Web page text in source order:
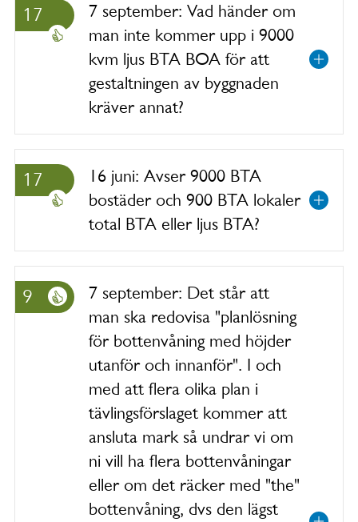
17
7 september: Vad händer om
man inte kommer upp i 9000
kvm ljus BTA BOA för att
gestaltningen av byggnaden
kräver annat?
17
16 juni: Avser 9000 BTA
bostäder och 900 BTA lokaler
total BTA eller ljus BTA?
9
7 september: Det står att
man ska redovisa "planlösning
för bottenvåning med höjder
utanför och innanför". I och
med att flera olika plan i
tävlingsförslaget kommer att
ansluta mark så undrar vi om
ni vill ha flera bottenvåningar
eller om det räcker med "the"
bottenvåning, dvs den lägst